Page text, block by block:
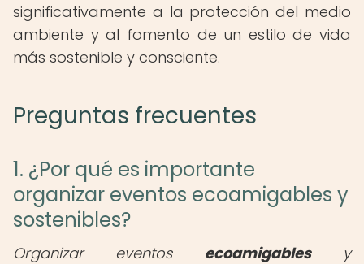
significativamente a la protección del medio
ambiente y al fomento de un estilo de vida
más sostenible y consciente.
Preguntas frecuentes
1. ¿Por qué es importante
organizar eventos ecoamigables y
sostenibles?
Organizar eventos ecoamigablesy